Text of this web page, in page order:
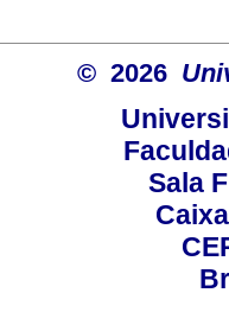
© 2026
Sala